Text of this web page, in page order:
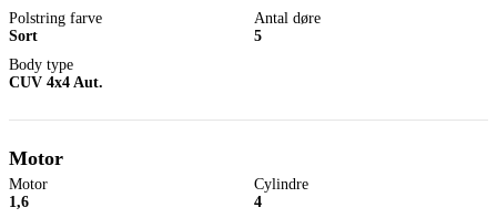
Polstring farve
Sort
Antal døre
5
Body type
CUV 4x4 Aut.
Motor
Motor
1,6
Cylindre
4